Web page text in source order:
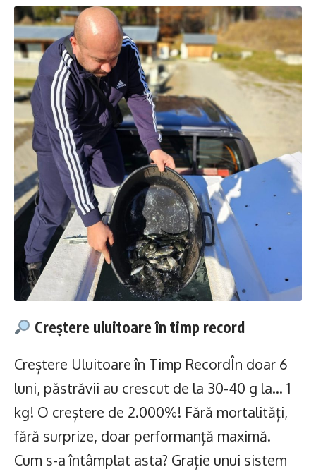
Creștere uluitoare în timp record
Creștere Uluitoare în Timp RecordÎn doar 6
luni, păstrăvii au crescut de la 30-40 g la… 1
kg! O creștere de 2.000%! Fără mortalități,
fără surprize, doar performanță maximă.
Cum s-a întâmplat asta? Grație unui sistem